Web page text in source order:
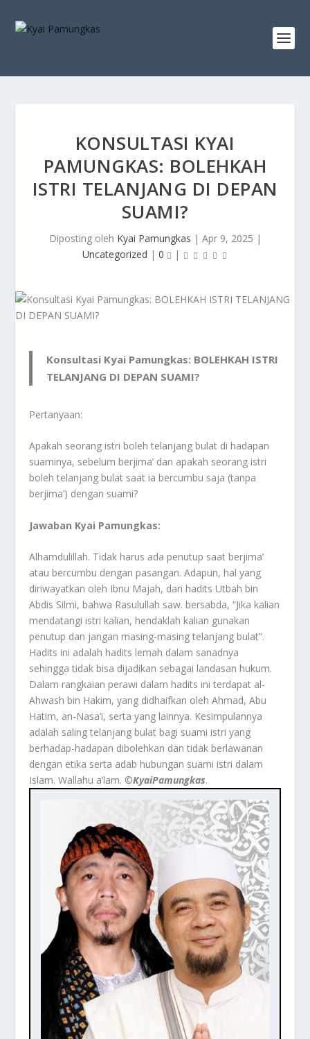
KONSULTASI KYAI
PAMUNGKAS: BOLEHKAH
ISTRI TELANJANG DI DEPAN
SUAMI?
Diposting oleh Kyai Pamungkas | Apr 9, 2025 |
Uncategorized | 0 |
Konsultasi Kyai Pamungkas: BOLEHKAH ISTRI
TELANJANG DI DEPAN SUAMI?
Pertanyaan:
Apakah seorang istri boleh telanjang bulat di hadapan
suaminya, sebelum berjima’ dan apakah seorang istri
boleh telanjang bulat saat ia bercumbu saja (tanpa
berjima’) dengan suami?
Jawaban Kyai Pamungkas:
Alhamdulillah. Tidak harus ada penutup saat berjima’
atau bercumbu dengan pasangan. Adapun, hal yang
diriwayatkan oleh Ibnu Majah, dari hadits Utbah bin
Abdis Silmi, bahwa Rasulullah saw. bersabda, “Jika kalian
mendatangi istri kalian, hendaklah kalian gunakan
penutup dan jangan masing-masing telanjang bulat”.
Hadits ini adalah hadits lemah dalam sanadnya
sehingga tidak bisa dijadikan sebagai landasan hukum.
Dalam rangkaian perawi dalam hadits ini terdapat al-
Ahwash bin Hakim, yang didhaifkan oleh Ahmad, Abu
Hatim, an-Nasa’i, serta yang lainnya. Kesimpulannya
adalah saling telanjang bulat bagi suami istri yang
berhadap-hadapan dibolehkan dan tidak berlawanan
dengan etika serta adab hubungan suami istri dalam
Islam. Wallahu a’lam. ©️KyaiPamungkas.